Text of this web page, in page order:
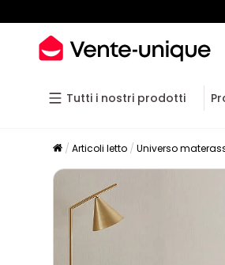
Tutti i nostri prodotti
Articoli letto Universo